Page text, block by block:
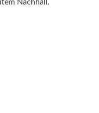
Nachhall.